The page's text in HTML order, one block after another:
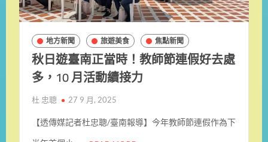
地方新聞 旅遊美食 焦點新聞
秋日遊臺南正當時！教師節連假好去處
多，10 月活動續接力
杜 忠聰 27 9 月, 2025
【透傳媒記者杜忠聰/臺南報導】今年教師節連假作為下